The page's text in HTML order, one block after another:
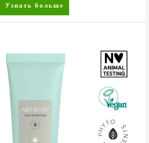
Artistry
Ever
тональный
крем
SPF
25
PA+++
Узнать больше